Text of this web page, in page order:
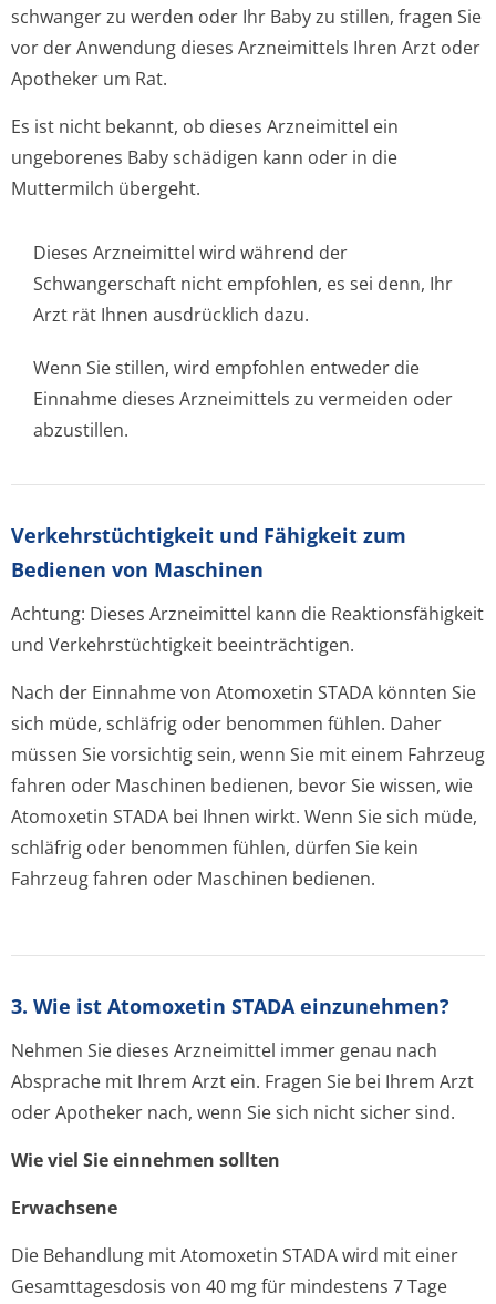
schwanger zu werden oder Ihr Baby zu stillen, fragen Sie
vor der Anwendung dieses Arzneimittels Ihren Arzt oder
Apotheker um Rat.
Es ist nicht bekannt, ob dieses Arzneimittel ein
ungeborenes Baby schädigen kann oder in die
Muttermilch übergeht.
Dieses Arzneimittel wird während der
Schwangerschaft nicht empfohlen, es sei denn, Ihr
Arzt rät Ihnen ausdrücklich dazu.
Wenn Sie stillen, wird empfohlen entweder die
Einnahme dieses Arzneimittels zu vermeiden oder
abzustillen.
Verkehrstüchtig­keit und Fähigkeit zum
Bedienen von Maschinen
Achtung: Dieses Arzneimittel kann die Reaktionsfähigkeit
und Verkehrstüchtigkeit beeinträchtigen.
Nach der Einnahme von Atomoxetin STADA könnten Sie
sich müde, schläfrig oder benommen fühlen. Daher
müssen Sie vorsichtig sein, wenn Sie mit einem Fahrzeug
fahren oder Maschinen bedienen, bevor Sie wissen, wie
Atomoxetin STADA bei Ihnen wirkt. Wenn Sie sich müde,
schläfrig oder benommen fühlen, dürfen Sie kein
Fahrzeug fahren oder Maschinen bedienen.
3. Wie ist Atomoxetin STADA einzunehmen?
Nehmen Sie dieses Arzneimittel immer genau nach
Absprache mit Ihrem Arzt ein. Fragen Sie bei Ihrem Arzt
oder Apotheker nach, wenn Sie sich nicht sicher sind.
Wie viel Sie einnehmen sollten
Erwachsene
Die Behandlung mit Atomoxetin STADA wird mit einer
Gesamttagesdosis von 40 mg für mindestens 7 Tage